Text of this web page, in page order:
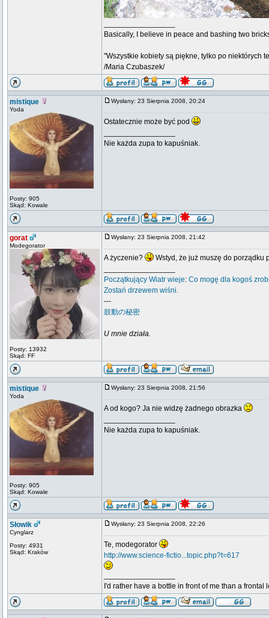
Basically, I believe in peace and bashing two
"Wszystkie kobiety są piękne, tylko po niektórych
/Maria Czubaszek/
mistique
Yoda
Posty: 905
Skąd: Kowale
Wysłany: 23 Sierpnia 2008, 20:24
Ostatecznie może być pod
Nie każda zupa to kapuśniak.
gorat
Modegorator
Posty: 13932
Skąd: FF
Wysłany: 23 Sierpnia 2008, 21:42
A życzenie?
Wstyd, że już muszę do porządku
Początkujący Wiatr wieje: Co mogę dla kogoś
Zostań drzewem wiśni.
---
鼓動の秘密
U mnie działa.
mistique
Yoda
Posty: 905
Skąd: Kowale
Wysłany: 23 Sierpnia 2008, 21:56
A od kogo? Ja nie widzę żadnego obrazka
Nie każda zupa to kapuśniak.
Słowik
Cynglarz
Posty: 4931
Skąd: Kraków
Wysłany: 23 Sierpnia 2008, 22:26
Te, modegorator
http://www.science-fictio...topic.php?t=617
I'd rather have a bottle in front of me than a frontal